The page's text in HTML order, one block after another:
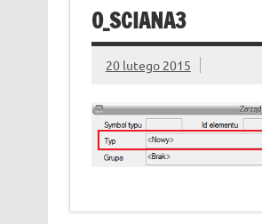
O_SCIANA3
20 lutego 2015